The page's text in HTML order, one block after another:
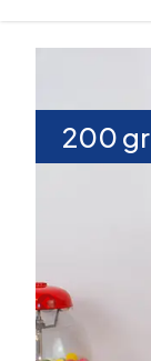
200 gr